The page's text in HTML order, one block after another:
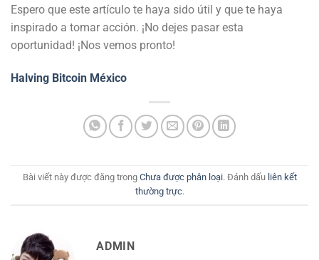
Espero que este artículo te haya sido útil y que te haya
inspirado a tomar acción. ¡No dejes pasar esta
oportunidad! ¡Nos vemos pronto!
Halving Bitcoin México
Bài viết này được đăng trong Chưa được phân loại. Đánh dấu liên kết
thường trực.
ADMIN